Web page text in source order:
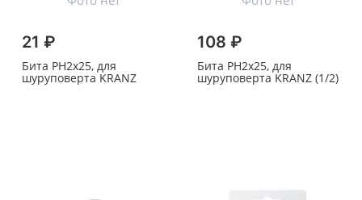
21 ₽
Бита PH2х25, для
шуруповерта KRANZ
108 ₽
Бита PH2х25, для
шуруповерта KRANZ (1/2)